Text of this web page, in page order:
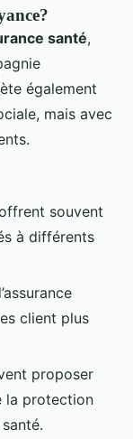
santé,
également
mais avec
souvent
à différents
client plus
proposer
la protection